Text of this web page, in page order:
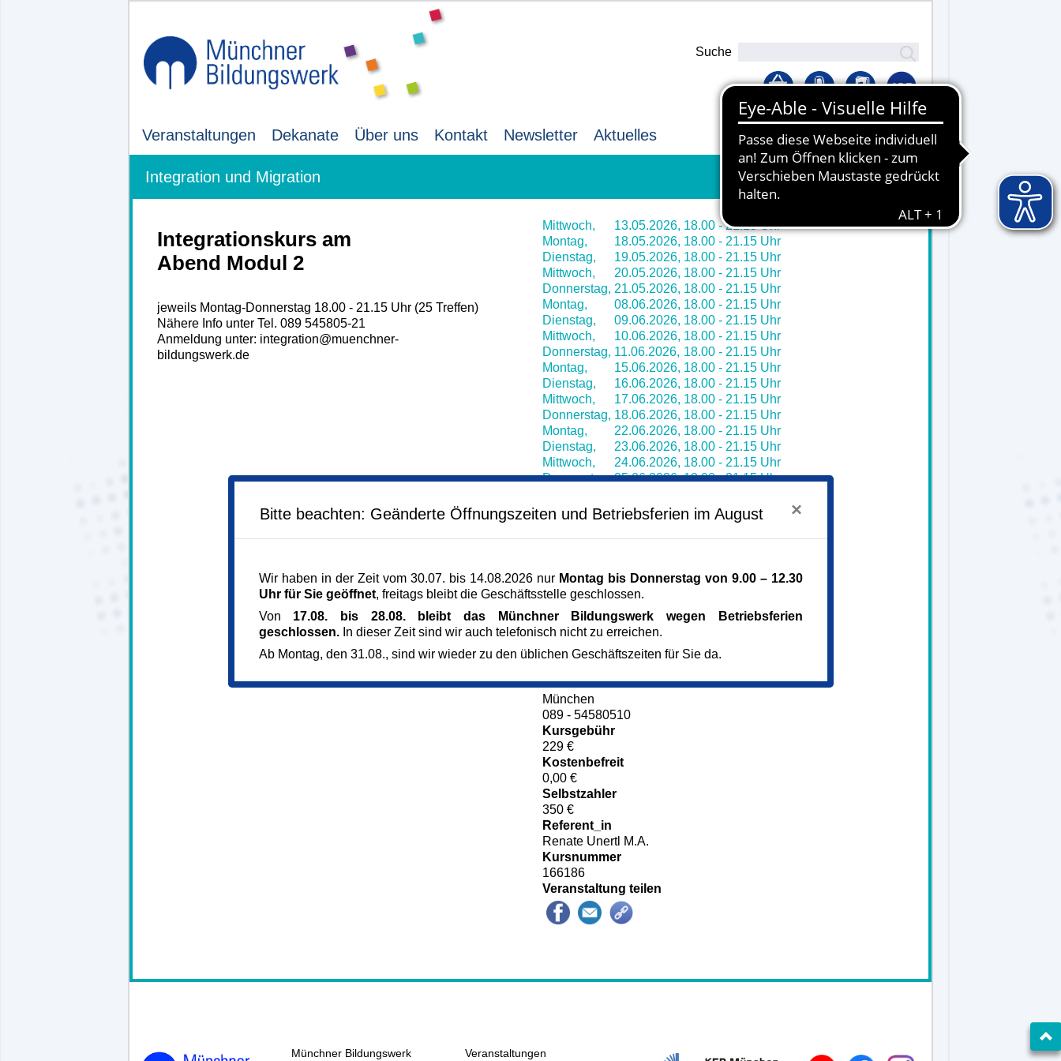
Suche
Veranstaltungen Dekanate Über uns Kontakt Newsletter Aktuelles Lernplattform
Integration und Migration
Integrationskurs am
Abend Modul 2
jeweils Montag-Donnerstag 18.00 - 21.15 Uhr (25 Treffen)
Nähere Info unter Tel. 089 545805-21
Anmeldung unter: integration@muenchner-
bildungswerk.de
Mittwoch, 13.05.2026, 18.00 - 21.15 Uhr
Montag,
18.05.2026, 18.00 - 21.15 Uhr
Dienstag,
19.05.2026, 18.00 - 21.15 Uhr
Mittwoch,
20.05.2026, 18.00 - 21.15 Uhr
Donnerstag, 21.05.2026, 18.00 - 21.15 Uhr
Montag,
08.06.2026, 18.00 - 21.15 Uhr
Dienstag,
09.06.2026, 18.00 - 21.15 Uhr
Mittwoch,
10.06.2026, 18.00 - 21.15 Uhr
Donnerstag, 11.06.2026, 18.00 - 21.15 Uhr
Montag,
15.06.2026, 18.00 - 21.15 Uhr
Dienstag,
16.06.2026, 18.00 - 21.15 Uhr
Mittwoch,
17.06.2026, 18.00 - 21.15 Uhr
Donnerstag, 18.06.2026, 18.00 - 21.15 Uhr
Montag,
22.06.2026, 18.00 - 21.15 Uhr
Dienstag,
23.06.2026, 18.00 - 21.15 Uhr
Mittwoch,
24.06.2026, 18.00 - 21.15 Uhr
Donnerstag,25.06.2026,18.00 - 21.15 Uhr
Dienstag,
30.06.2026,18.00 - 21.15 Uhr
18.00 - 21.15 Uhr
Donnerstag,02.07.2026,18.00 - 21.15 Uhr
Dienstag,
07.07.2026,18.00 - 21.15 Uhr
Mittwoch,
08.07.2026,
18.00 - 21.15 Uhr
Donnerstag,
Veranstaltungsort
Münchner Bildungswerk,1. Stock
80335 München
München
089 - 54580510
Kursgebühr
229 €
Kostenbefreit
0,00 €
Selbstzahler
350 €
Referent_in
Renate Unertl M.A.
Kursnummer
166186
Veranstaltung teilen
Münchner Bildungswerk Veranstaltungen
Bitte beachten: Geänderte Öffnungszeiten und Betriebsferien im August ×
Wir haben in der Zeit vom 30.07. bis 14.08.2026 nur Montag bis Donnerstag von 9.00 – 12.30
Uhr für Sie geöffnet, freitags bleibt die Geschäftsstelle geschlossen.
Von 17.08. bis 28.08. bleibt das Münchner Bildungswerk wegen Betriebsferien
geschlossen.In dieser Zeit sind wir auch telefonisch nicht zu erreichen.
Ab Montag, den 31.08., sind wir wieder zu den üblichen Geschäftszeiten für Sie da.